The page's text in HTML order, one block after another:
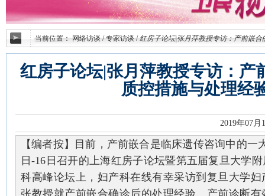
当前位置：网络访谈 / 专家访谈 / 红房子论坛|张月萍教授专访：产前嵌
红房子论坛|张月萍教授专访：产
质控措施与处理经
2019年07月
【编者按】目前，产前嵌合是临床遗传咨询中的一
日-16日召开的上海红房子论坛暨第五届复旦大学
科高峰论坛上，妇产科在线有幸采访到复旦大学
张教授就产前嵌合确诊后的处理经验、产前诊断